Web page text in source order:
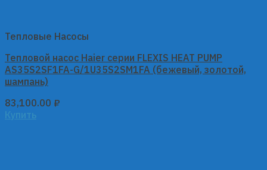
Тепловые Насосы
Тепловой насос Haier серии FLEXIS HEAT PUMP
AS35S2SF1FA-G/1U35S2SM1FA (бежевый, золотой,
шампань)
83,100.00 ₽
Купить